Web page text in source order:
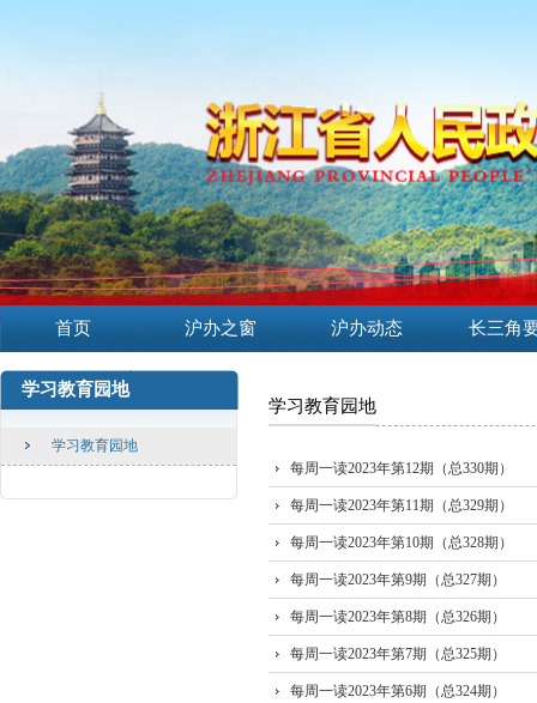
首页 沪办之窗 沪办动态 长三角
学习教育园地
学习教育园地
学习教育园地
每周一读2023年第12期（总330期）
每周一读2023年第11期（总329期）
每周一读2023年第10期（总328期）
每周一读2023年第9期（总327期）
每周一读2023年第8期（总326期）
每周一读2023年第7期（总325期）
每周一读2023年第6期（总324期）